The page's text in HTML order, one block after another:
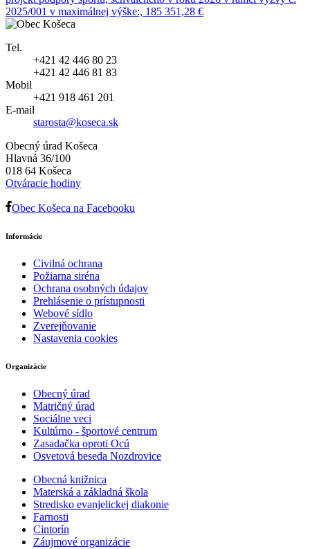
Tel.
+421 42 446 80 23
+421 42 446 81 83
Mobil
+421 918 461 201
E-mail
starosta@koseca.sk
Obecný úrad Košeca
Hlavná 36/100
018 64 Košeca
Otváracie hodiny
Obec Košeca na Facebooku
Informácie
Civilná ochrana
Požiarna siréna
Ochrana osobných údajov
Prehlásenie o prístupnosti
Webové sídlo
Zverejňovanie
Nastavenia cookies
Organizácie
Obecný úrad
Matričný úrad
Sociálne veci
Kultúrno - športové centrum
Zasadačka oproti Ocú
Osvetová beseda Nozdrovice
Obecná knižnica
Materská a základná škola
Stredisko evanjelickej diakonie
Farnosti
Cintorín
Záujmové organizácie